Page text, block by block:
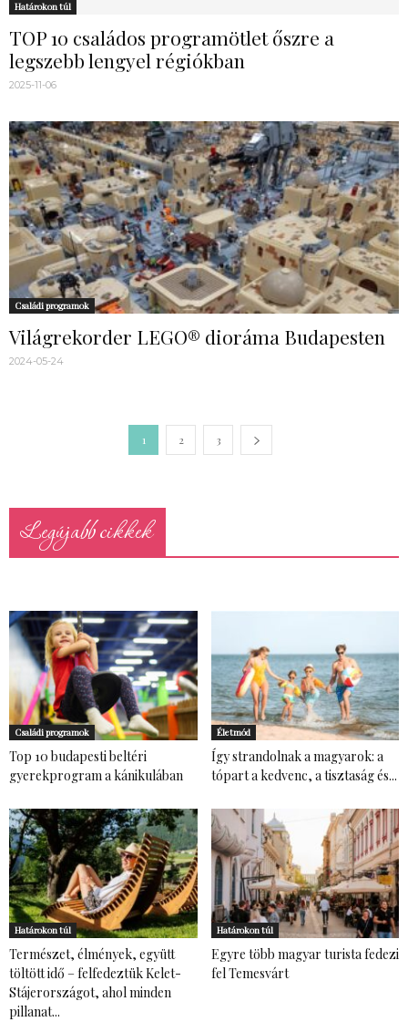
Határokon túl
TOP 10 családos programötlet őszre a
legszebb lengyel régiókban
2025-11-06
Családi programok
Világrekorder LEGO® dioráma Budapesten
2024-05-24
1 2 3
Legújabb cikkek
Családi programok
Top 10 budapesti beltéri
gyerekprogram a kánikulában
Életmód
Így strandolnak a magyarok: a
tópart a kedvenc, a tisztaság és...
Határokon túl
Természet, élmények, együtt
töltött idő – felfedeztük Kelet-
Stájerországot, ahol minden
pillanat...
Határokon túl
Egyre több magyar turista fedezi
fel Temesvárt